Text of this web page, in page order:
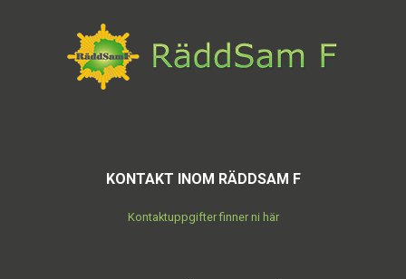
KONTAKT INOM RÄDDSAM F
Kontaktuppgifter finner ni här